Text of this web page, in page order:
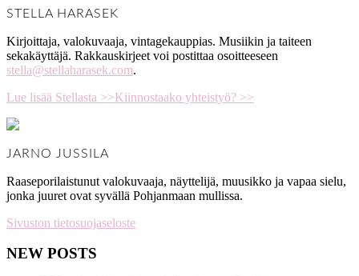
STELLA HARASEK
Kirjoittaja, valokuvaaja, vintagekauppias. Musiikin ja taiteen
sekakäyttäjä. Rakkauskirjeet voi postittaa osoitteeseen
stella@stellaharasek.com.
Lue lisää Stellasta >>Kiinnostaako yhteistyö? >>
JARNO JUSSILA
Raaseporilaistunut valokuvaaja, näyttelijä, muusikko ja vapaa sielu,
jonka juuret ovat syvällä Pohjanmaan mullissa.
Sivuston tietosuojaseloste
NEW POSTS